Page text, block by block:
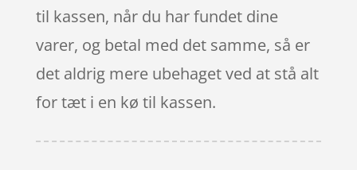
til kassen, når du har fundet dine
varer, og betal med det samme, så er
det aldrig mere ubehaget ved at stå alt
for tæt i en kø til kassen.